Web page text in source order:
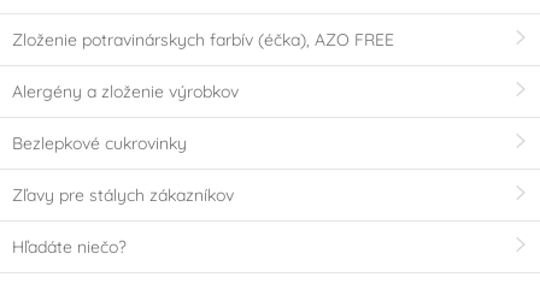
Zloženie potravinárskych farbív (éčka), AZO FREE
Alergény a zloženie výrobkov
Bezlepkové cukrovinky
Zľavy pre stálych zákazníkov
Hľadáte niečo?